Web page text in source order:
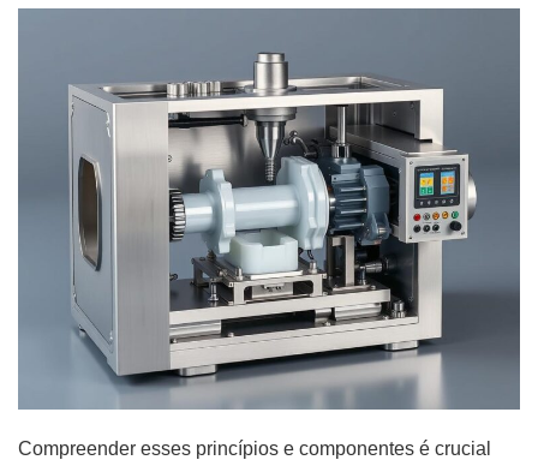
Compreender esses princípios e componentes é crucial